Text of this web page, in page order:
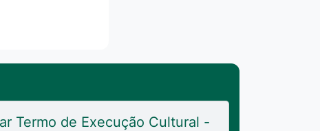
Termo de Execução Cultural -